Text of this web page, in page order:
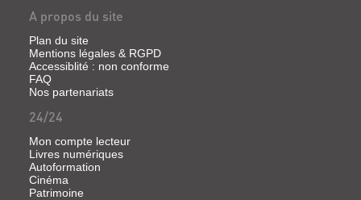
A propos du site
Plan du site
Mentions légales & RGPD
Accessiblité : non conforme
FAQ
Nos partenariats
24/24
Mon compte lecteur
Livres numériques
Autoformation
Cinéma
Patrimoine